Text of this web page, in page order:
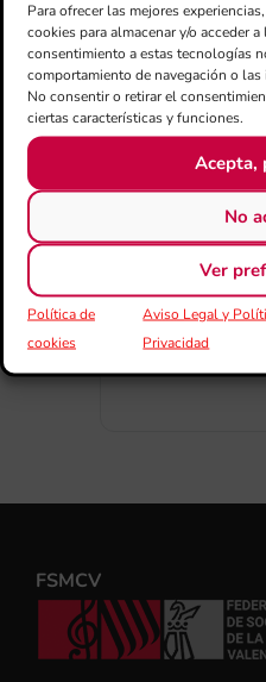
Para ofrecer las mejores
cookies para almacenar y/o acceder
consentimiento a estas tecnologías
comportamiento de navegación o
No consentir o retirar el
ciertas características y funciones.
Acepta,
No
Ver
Política de
cookies
Aviso Legal y
Privacidad
COMPARTIR
FSMCV